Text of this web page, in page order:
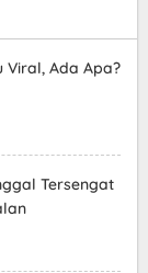
Viral, Ada Apa?
Tersengat